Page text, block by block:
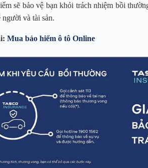
sẽ bảo vệ bạn khỏi trách nhiệm bồi
và tài sản.
Mua bảo hiểm ô tô Online